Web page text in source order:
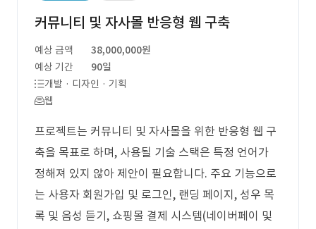
커뮤니티 및 자사몰 반응형 웹 구축
예상 금액
38,000,000원
예상 기간
90일
개발 · 디자인 · 기획
웹
프로젝트는 커뮤니티 및 자사몰을 위한 반응형 웹 구
축을 목표로 하며, 사용될 기술 스택은 특정 언어가
정해져 있지 않아 제안이 필요합니다. 주요 기능으로
는 사용자 회원가입 및 로그인, 랜딩 페이지, 성우 목
록 및 음성 듣기, 쇼핑몰 결제 시스템(네이버페이 및